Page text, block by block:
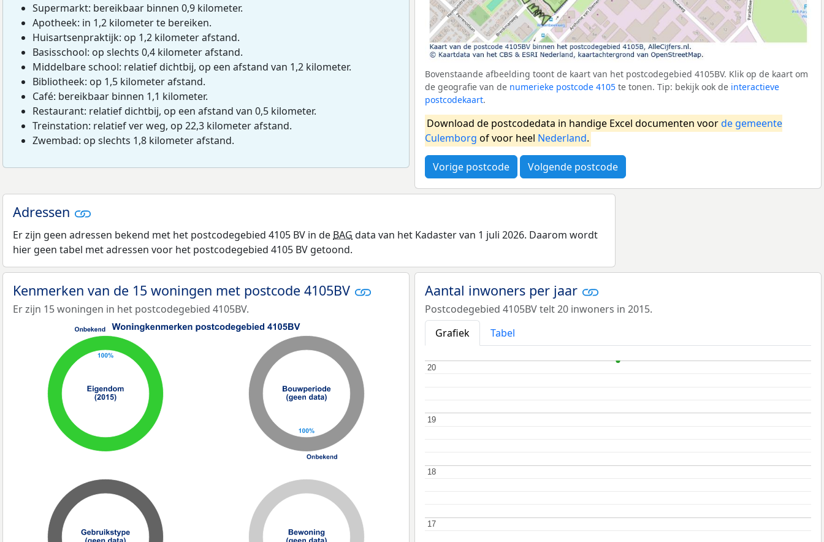
Supermarkt: bereikbaar binnen 0,9 kilometer.
Apotheek: in 1,2 kilometer te bereiken.
Huisartsenpraktijk: op 1,2 kilometer afstand.
Basisschool: op slechts 0,4 kilometer afstand.
Middelbare school: relatief dichtbij, op een afstand van 1,2 kilometer.
Bibliotheek: op 1,5 kilometer afstand.
Café: bereikbaar binnen 1,1 kilometer.
Restaurant: relatief dichtbij, op een afstand van 0,5 kilometer.
Treinstation: relatief ver weg, op 22,3 kilometer afstand.
Zwembad: op slechts 1,8 kilometer afstand.
Bovenstaande afbeelding toont de kaart van het postcodegebied 4105BV. Klik op de kaart om
de geografie van de numerieke postcode 4105 te tonen. Tip: bekijk ook de interactieve
postcodekaart.
Download de postcodedata in handige Excel documenten voorde gemeente
Culemborg of voor heel Nederland.
Vorige postcode Volgende postcode
Adressen
Er zijn geen adressen bekend met het postcodegebied 4105 BV in de BAG data van het Kadaster van 1 juli 2026. Daarom wordt
hier geen tabel met adressen voor het postcodegebied 4105 BV getoond.
Kenmerken van de 15 woningen met postcode 4105BV
Er zijn 15 woningen in het postcodegebied 4105BV.
Aantal inwoners per jaar
Postcodegebied 4105BV telt 20 inwoners in 2015.
Grafiek
Tabel
17
17
18
18
19
19
20
20